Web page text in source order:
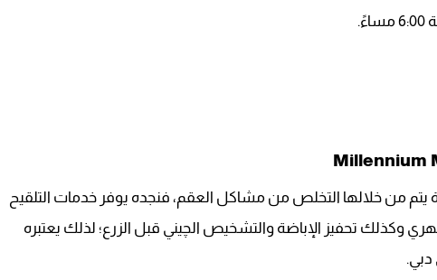
يتم من خلالها التخلص من مشاكل العقم، فنجده يوفر خدمات التلقيح
وكذلك تحفيز الإباضة والتشخيص الچيني قبل الزرع؛ لذلك يعتبره